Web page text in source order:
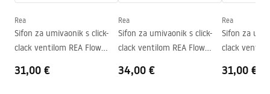
Oblik
Otvor za slavinu
NE
Rea
Sifon za umivaonik s click-
clack ventilom REA Flow
31,00 €
Rea
Sifon za umivaonik s click-
clack ventilom REA Flow
34,00 €
Rea
Sifon za
clack
31,00 €